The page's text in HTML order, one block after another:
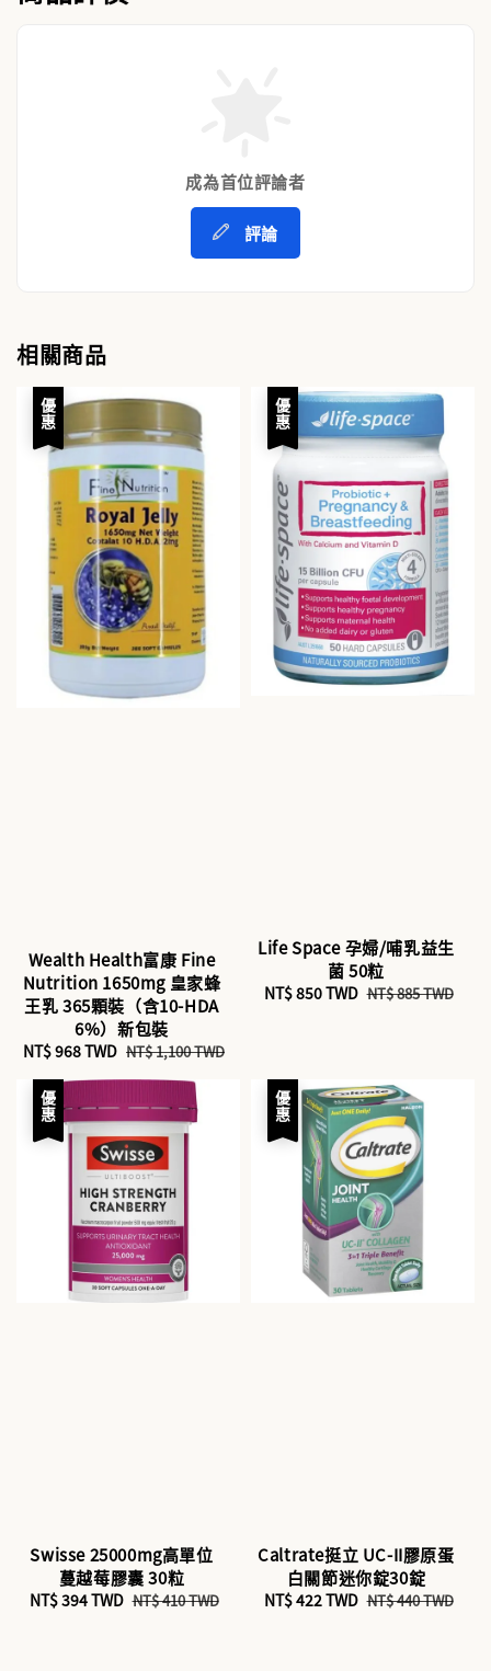
成為首位評論者
評論
相關商品
優惠
Wealth Health富康 Fine
Nutrition 1650mg 皇家蜂
王乳 365顆裝（含10-HDA
6%）新包裝
Sale
price
NT$ 968 TWD Regular
price
NT$ 1,100 TWD
優惠
Life Space 孕婦/哺乳益生
菌 50粒
Sale
NT$ 850 TWD Regular
NT$ 885 TWD
優惠
Swisse 25000mg高單位
蔓越莓膠囊 30粒
Sale
NT$ 394 TWD Regular
NT$ 410 TWD
優惠
Caltrate挺立 UC-II膠原蛋
白關節迷你錠30錠
Sale
NT$ 422 TWD Regular
NT$ 440 TWD